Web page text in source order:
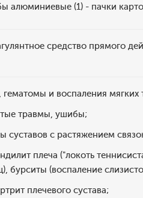
алюминиевые (1) - пачки
средство прямого
и воспаления
травмы, ушибы;
суставов с растяжением
плеча ("локоть
бурситы (воспаление
плечевого сустава;